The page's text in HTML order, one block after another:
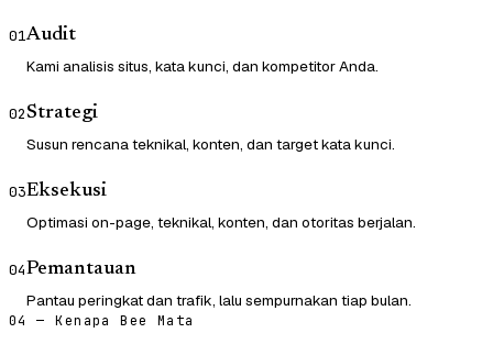
01Audit
Kami analisis situs, kata kunci, dan kompetitor Anda.
02Strategi
Susun rencana teknikal, konten, dan target kata kunci.
03Eksekusi
Optimasi on-page, teknikal, konten, dan otoritas berjalan.
04Pemantauan
Pantau peringkat dan trafik, lalu sempurnakan tiap bulan.
04 — Kenapa Bee Mata